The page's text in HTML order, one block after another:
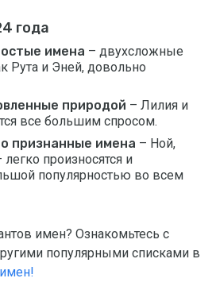
года
имена – двухсложные
Рута и Эней, довольно
природой – Лилия и
все большим спросом.
признанные имена – Ной,
произносятся и
популярностью во всем
имен? Ознакомьтесь с
популярными списками в
имен!